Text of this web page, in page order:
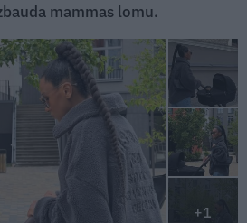
mammas lomu.
+1